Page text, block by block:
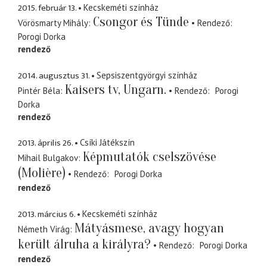
2015. február 13.
Kecskeméti színház
Vörösmarty Mihály Csongor és Tünde
Rendező
Porogi Dorka
rendező
2014. augusztus 31.
Sepsiszentgyörgyi színház
Pintér Béla Kaisers tv, Ungarn. Rendező
Porogi
Dorka
rendező
2013. április 26.
Csíki Játékszín
Mihail Bulgakov Képmutatók cselszövése
(Molière)
Rendező
Porogi Dorka
rendező
2013. március 6.
Kecskeméti színház
Németh Virág Mátyásmese, avagy hogyan
került álruha a királyra?
Rendező
Porogi Dorka
rendező